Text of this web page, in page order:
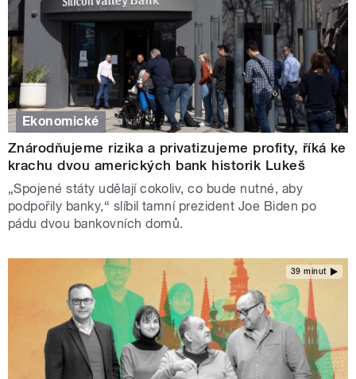
Ekonomické
Znárodňujeme rizika a privatizujeme profity, říká ke
krachu dvou amerických bank historik Lukeš
„Spojené státy udělají cokoliv, co bude nutné, aby
podpořily banky,“ slíbil tamní prezident Joe Biden po
pádu dvou bankovních domů.
39 minut